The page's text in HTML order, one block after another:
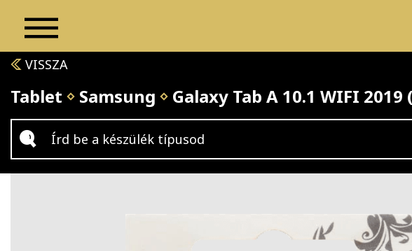
VISSZA
Tablet Samsung Galaxy Tab A 10.1 WIFI 2019